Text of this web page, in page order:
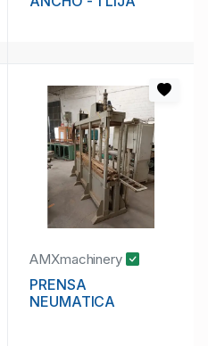
AMXmachinery
PRENSA
NEUMATICA